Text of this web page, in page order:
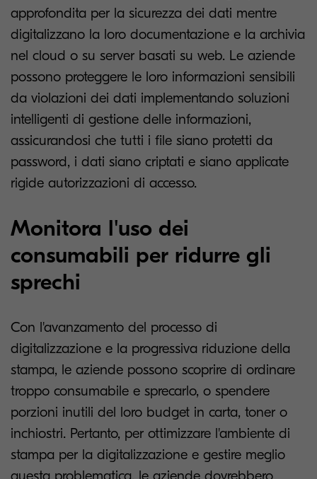
approfondita per la sicurezza dei dati mentre
digitalizzano la loro documentazione e la archivia
nel cloud o su server basati su web. Le aziende
possono proteggere le loro informazioni sensibili
da violazioni dei dati implementando soluzioni
intelligenti di gestione delle informazioni,
assicurandosi che tutti i file siano protetti da
password, i dati siano criptati e siano applicate
rigide autorizzazioni di accesso.
Monitora l'uso dei
consumabili per ridurre gli
sprechi
Con l'avanzamento del processo di
digitalizzazione e la progressiva riduzione della
stampa, le aziende possono scoprire di ordinare
troppo consumabile e sprecarlo, o spendere
porzioni inutili del loro budget in carta, toner o
inchiostri. Pertanto, per ottimizzare l'ambiente di
stampa per la digitalizzazione e gestire meglio